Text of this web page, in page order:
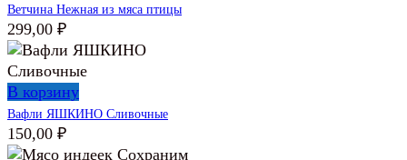
Ветчина Нежная из мяса птицы
299,00 ₽
В корзину
Вафли ЯШКИНО Сливочные
150,00 ₽